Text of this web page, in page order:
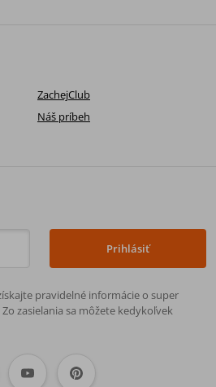
ZachejClub
Náš príbeh
Prihlásiť
pravidelné informácie o super
zasielania sa môžete kedykoľvek